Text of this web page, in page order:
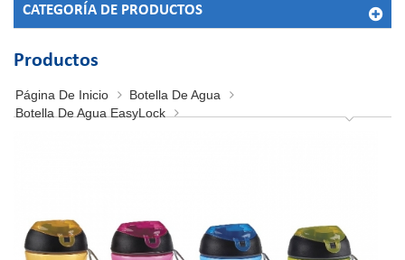
CATEGORÍA DE PRODUCTOS
Productos
Página De Inicio
Botella De Agua
Botella De Agua EasyLock